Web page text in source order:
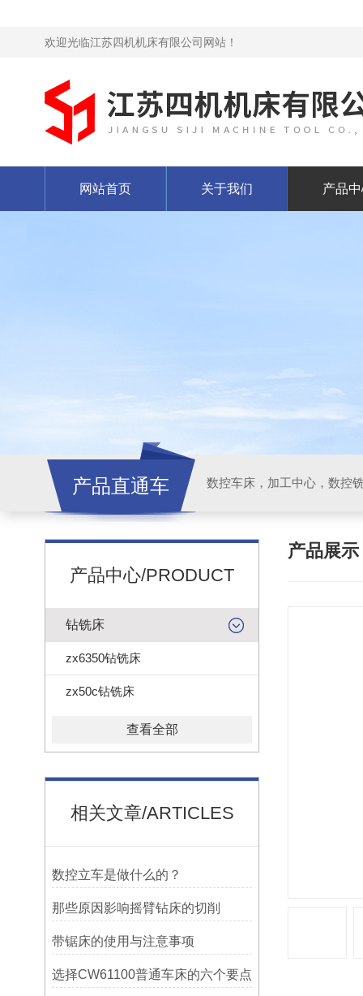
欢迎光临江苏四机机床有限公司网站！
网站首页 关于我们 产品
产品直通车
产品中心/PRODUCT
钻铣床
zx6350钻铣床
zx50c钻铣床
查看全部
相关文章/ARTICLES
数控立车是做什么的？
那些原因影响摇臂钻床的切削
带锯床的使用与注意事项
选择CW61100普通车床的六个要点
产品展示